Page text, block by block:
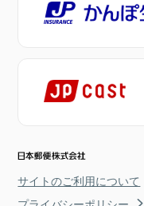
サイトのご利用について